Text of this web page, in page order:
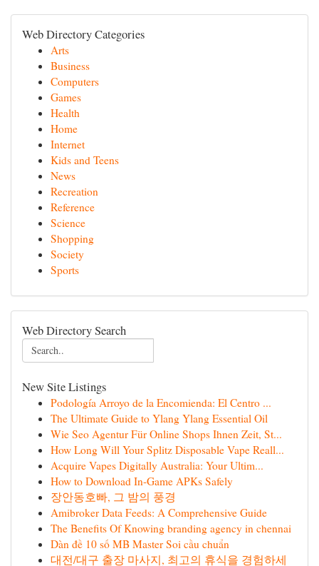
Web Directory Categories
Arts
Business
Computers
Games
Health
Home
Internet
Kids and Teens
News
Recreation
Reference
Science
Shopping
Society
Sports
Web Directory Search
New Site Listings
Podología Arroyo de la Encomienda: El Centro ...
The Ultimate Guide to Ylang Ylang Essential Oil
Wie Seo Agentur Für Online Shops Ihnen Zeit, St...
How Long Will Your Splitz Disposable Vape Reall...
Acquire Vapes Digitally Australia: Your Ultim...
How to Download In-Game APKs Safely
장안동호빠, 그 밤의 풍경
Amibroker Data Feeds: A Comprehensive Guide
The Benefits Of Knowing branding agency in chennai
Dàn đề 10 số MB Master Soi cầu chuẩn
대전/대구 출장 마사지, 최고의 휴식을 경험하세